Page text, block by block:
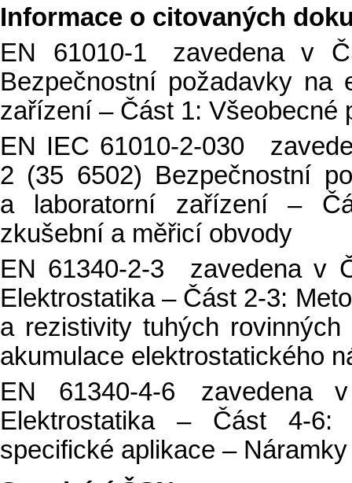
Informace o citovaných
EN 61010-1 zavedena v
Bezpečnostní požadavky
zařízení – Část 1: Všeobecné
EN IEC 61010-2-030
2 (35 6502) Bezpečnostní
a laboratorní zařízení –
zkušební a měřicí obvody
EN 61340-2-3 zavedena v
Elektrostatika – Část 2-3:
a rezistivity tuhých
akumulace elektrostatického
EN 61340-4-6 zavedena
Elektrostatika – Část 4-6:
specifické aplikace – Náramky